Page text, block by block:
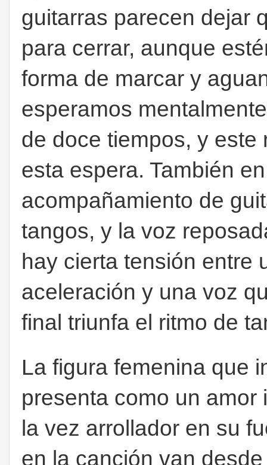
guitarras parecen dejar
para cerrar, aunque
forma de marcar y
esperamos
de doce tiempos, y
esta espera. También
acompañamiento de
tangos, y la voz
hay cierta tensión entre
aceleración y una voz
final triunfa el ritmo de
La figura femenina que
presenta como un
la vez arrollador en su
en la canción van